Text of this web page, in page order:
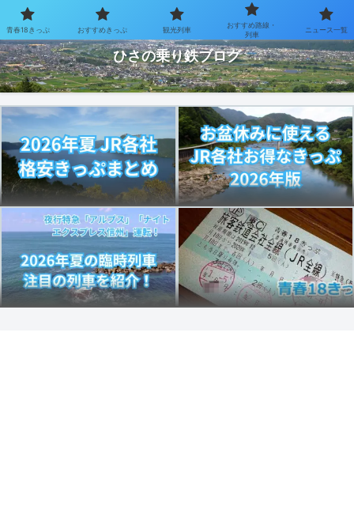
お得なきっぷで乗り鉄を楽しむブログ
ひさの乗り鉄ブログ
青春18きっぷ おすすめきっぷ 観光列車
おすすめ路線・
列車
ニュース一覧